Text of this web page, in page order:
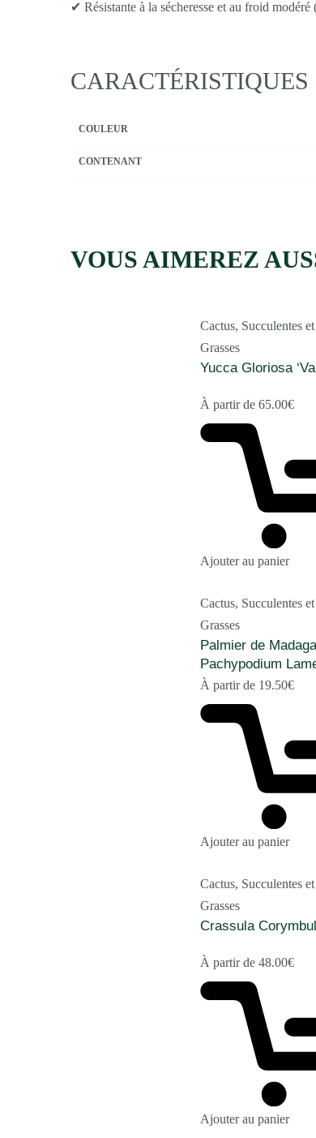
✔ Résistante à la sécheresse et au froid modéré
CARACTÉRISTIQUES
COULEUR
CONTENANT
VOUS AIMEREZ
Cactus, Succulentes
Grasses
Yucca Gloriosa
À partir de 65.00€
Ajouter au panier
Cactus, Succulentes
Grasses
Palmier de
Pachypodium
À partir de 19.50€
Ajouter au panier
Cactus, Succulentes
Grasses
Crassula
À partir de 48.00€
Ajouter au panier